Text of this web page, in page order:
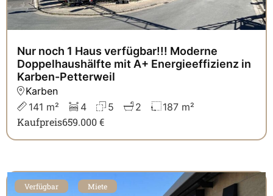
Nur noch 1 Haus verfügbar!!! Moderne
Doppelhaushälfte mit A+ Energieeffizienz in
Karben-Petterweil
Karben
141 m²
4 5 2 187 m²
Kaufpreis659.000 €
Verfügbar Miete